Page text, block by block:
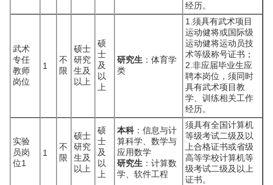
经历。
武术
专任
教师
岗位
1
不
限
硕士
研究
生及
以上
硕
士
及
以
上
研究生 ：体育学
类
1.须具有武术项目
运动健将或国际级
运动健将运动员技
术等级称号证书；
2.非应届毕业生应
聘本岗位，须同时
具有武术项目教
学、训练相关工作
经历。
实验
员岗
位1
1
不
限
硕士
研究
生及
以上
硕
士
及
以
上
本科 ：信息与计
算科学、数学与
应用数学
研究生 ：计算数
学、软件工程
须具有全国计算机
等级考试二级及以
上合格证书或省级
高等学校计算机等
级考试二级及以上
证书。